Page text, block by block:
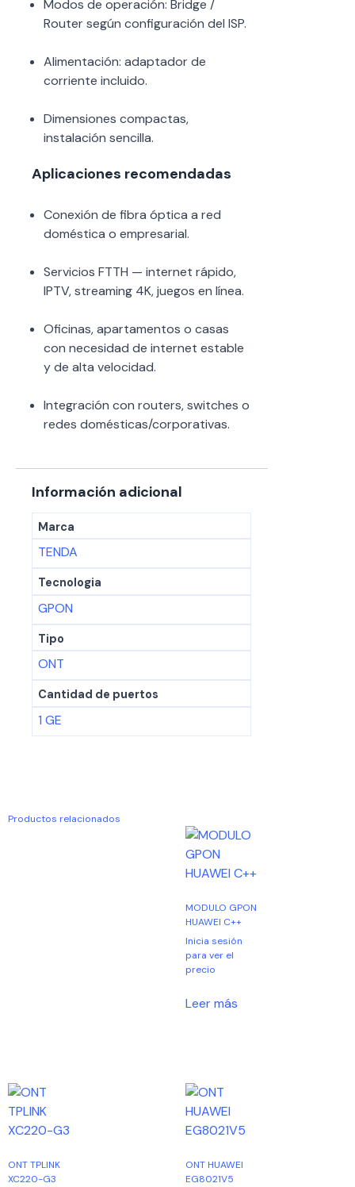
Modos de operación: Bridge /
Router según configuración del ISP.
Alimentación: adaptador de
corriente incluido.
Dimensiones compactas,
instalación sencilla.
Aplicaciones recomendadas
Conexión de fibra óptica a red
doméstica o empresarial.
Servicios FTTH — internet rápido,
IPTV, streaming 4K, juegos en línea.
Oficinas, apartamentos o casas
con necesidad de internet estable
y de alta velocidad.
Integración con routers, switches o
redes domésticas/corporativas.
Información adicional
Marca
TENDA
Tecnologia
GPON
Tipo
ONT
Cantidad de puertos
1 GE
Productos relacionados
MODULO GPON
HUAWEI C++
Inicia sesión
para ver el
precio
Leer más
ONT TPLINK
XC220-G3
ONT HUAWEI
EG8021V5